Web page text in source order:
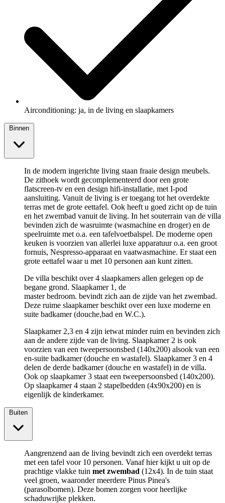
Airconditioning: ja, in de living en slaapkamers
In de modern ingerichte living staan fraaie design meubels.
De zithoek wordt gecomplementeerd door een grote
flatscreen-tv en een design hifi-installatie, met I-pod
aansluiting. Vanuit de living is er toegang tot het overdekte
terras met de grote eettafel. Ook heeft u goed zicht op de tuin
en het zwembad vanuit de living. In het souterrain van de villa
bevinden zich de wasruimte (wasmachine en droger) en de
speelruimte met o.a. een tafelvoetbalspel. De moderne open
keuken is voorzien van allerlei luxe apparatuur o.a. een groot
fornuis, Nespresso-apparaat en vaatwasmachine. Er staat een
grote eettafel waar u met 10 personen aan kunt zitten.
De villa beschikt over 4 slaapkamers allen gelegen op de
begane grond. Slaapkamer 1, de
master bedroom. bevindt zich aan de zijde van het zwembad.
Deze ruime slaapkamer beschikt over een luxe moderne en
suite badkamer (douche,bad en W.C.).
Slaapkamer 2,3 en 4 zijn ietwat minder ruim en bevinden zich
aan de andere zijde van de living. Slaapkamer 2 is ook
voorzien van een tweepersoonsbed (140x200) alsook van een
en-suite badkamer (douche en wastafel). Slaapkamer 3 en 4
delen de derde badkamer (douche en wastafel) in de villa.
Ook op slaapkamer 3 staat een tweepersoonsbed (140x200).
Op slaapkamer 4 staan 2 stapelbedden (4x90x200) en is
eigenlijk de kinderkamer.
Aangrenzend aan de living bevindt zich een overdekt terras
met een tafel voor 10 personen. Vanaf hier kijkt u uit op de
prachtige vlakke tuin met zwembad (12x4). In de tuin staat
veel groen, waaronder meerdere Pinus Pinea's
(parasolbomen). Deze bomen zorgen voor heerlijke
schaduwrijke plekken.